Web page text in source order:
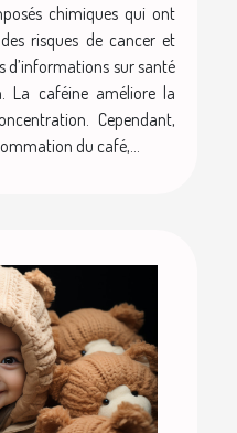
chimiques qui ont
risques de cancer et
d’informations sur santé
La caféine améliore la
Cependant,
du café,...